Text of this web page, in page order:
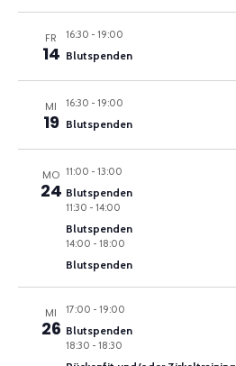
FR
14
16:30 - 19:00
Blutspenden
MI
19
16:30 - 19:00
Blutspenden
MO
24
11:00 - 13:00
Blutspenden
11:30 - 14:00
Blutspenden
14:00 - 18:00
Blutspenden
MI
26
17:00 - 19:00
Blutspenden
18:30 - 18:30